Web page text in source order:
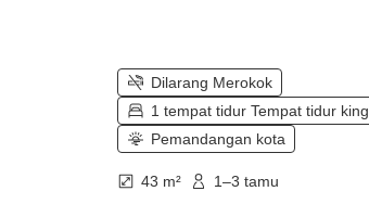
Dilarang Merokok
1 tempat tidur Tempat tidur king
Pemandangan kota
43 m² 1–3 tamu